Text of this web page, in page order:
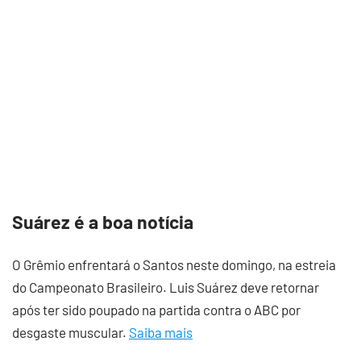
Suárez é a boa notícia
O Grêmio enfrentará o Santos neste domingo, na estreia
do Campeonato Brasileiro. Luis Suárez deve retornar
após ter sido poupado na partida contra o ABC por
desgaste muscular. Saiba mais